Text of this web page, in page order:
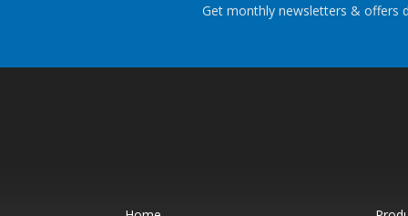
Get monthly newsletters & offers